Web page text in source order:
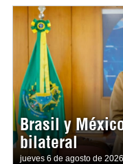
Brasil y
bilateral
jueves 6 de agosto de